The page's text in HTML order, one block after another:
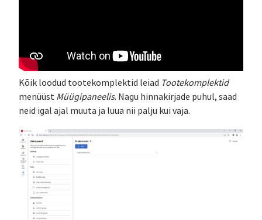
Kõik loodud tootekomplektid leiad Tootekomplektid
menüüst Müügipaneelis. Nagu hinnakirjade puhul, saad
neid igal ajal muuta ja luua nii palju kui vaja.